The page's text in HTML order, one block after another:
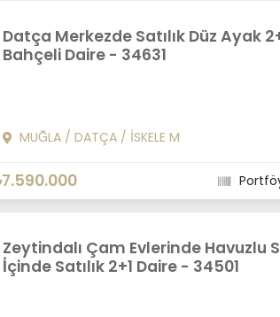
Datça Merkezde Satılık Düz Ayak
Bahçeli Daire - 34631
MUĞLA/ DATÇA/ İSKELE M
Zeytindalı Çam Evlerinde Havuzlu
İçinde Satılık 2+1 Daire - 34501